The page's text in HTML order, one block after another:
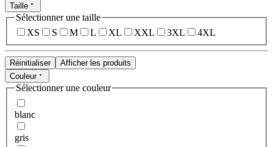
Taille
Sélectionner une taille
XS
S M L XL XXL 3XL 4XL
Réinitialiser
Afficher les produits
Couleur
Sélectionner une couleur
blanc
gris